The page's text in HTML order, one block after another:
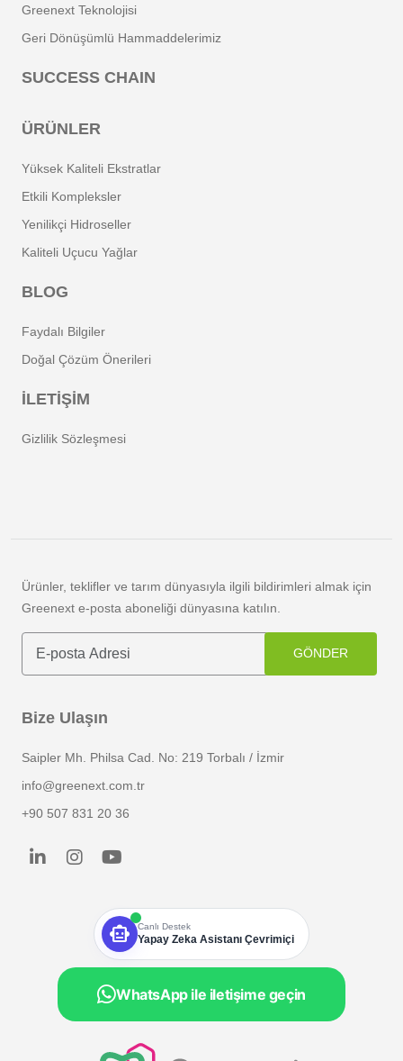
Greenext Teknolojisi
Geri Dönüşümlü Hammaddelerimiz
SUCCESS CHAIN
ÜRÜNLER
Yüksek Kaliteli Ekstratlar
Etkili Kompleksler
Yenilikçi Hidroseller
Kaliteli Uçucu Yağlar
BLOG
Faydalı Bilgiler
Doğal Çözüm Önerileri
İLETİŞİM
Gizlilik Sözleşmesi
Ürünler, teklifler ve tarım dünyasıyla ilgili bildirimleri almak için
Greenext e-posta aboneliği dünyasına katılın.
GÖNDER
Bize Ulaşın
Saipler Mh. Philsa Cad. No: 219 Torbalı / İzmir
info@greenext.com.tr
+90 507 831 20 36
smart_toy Canlı Destek
Yapay Zeka Asistanı Çevrimiçi
WhatsApp ile iletişime geçin